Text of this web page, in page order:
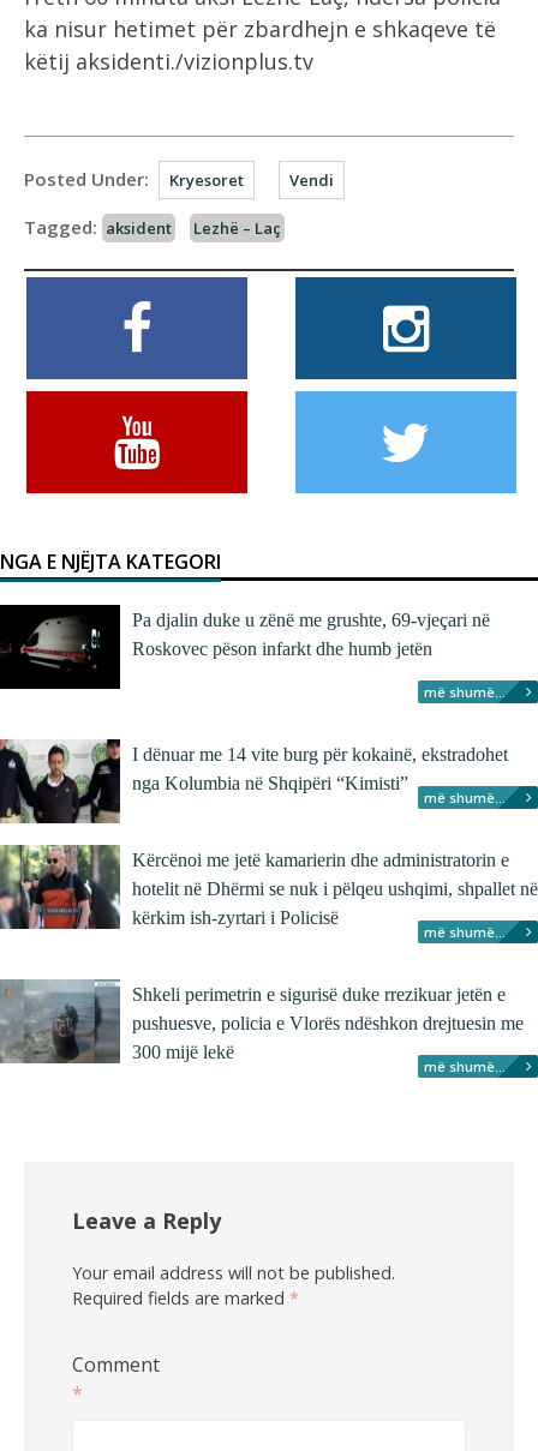
ka nisur hetimet për zbardhejn e shkaqeve të
këtij aksidenti./vizionplus.tv
Posted Under: Kryesoret Vendi
Tagged: aksident Lezhë – Laç
NGA E NJËJTA KATEGORI
Pa djalin duke u zënë me grushte, 69-vjeçari në
Roskovec pëson infarkt dhe humb jetën
më shumë...
I dënuar me 14 vite burg për kokainë, ekstradohet
nga Kolumbia në Shqipëri “Kimisti”
më shumë...
Kërcënoi me jetë kamarierin dhe administratorin e
hotelit në Dhërmi se nuk i pëlqeu ushqimi, shpallet në
kërkim ish-zyrtari i Policisë
më shumë...
Shkeli perimetrin e sigurisë duke rrezikuar jetën e
pushuesve, policia e Vlorës ndëshkon drejtuesin me
300 mijë lekë
më shumë...
Leave a Reply
Your email address will not be published.
Required fields are marked *
Comment
*